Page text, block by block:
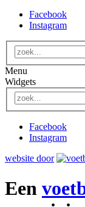
Facebook
Instagram
Menu
Widgets
Facebook
Instagram
website door
Een